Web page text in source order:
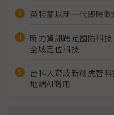
英特蒙以新一代即時
昕力資訊跨足國防科
全域定位科技
台科大育成新創虎智
地端AI商用